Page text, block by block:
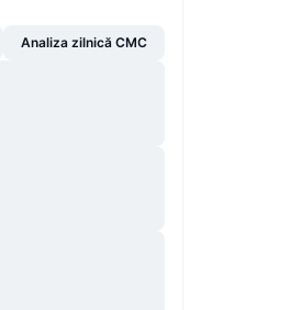
Analiza zilnică CMC